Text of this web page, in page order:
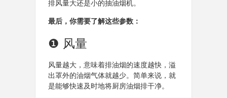
排风量大还是小的抽油烟机。
最后，你需要了解这些参数：
❶ 风量
风量越大，意味着排油烟的速度越快，溢
出罩外的油烟气体就越少。简单来说，就
是能够快速及时地将厨房油烟排干净。